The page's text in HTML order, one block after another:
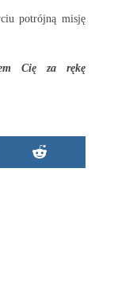
potrójną misję
Cię za rękę